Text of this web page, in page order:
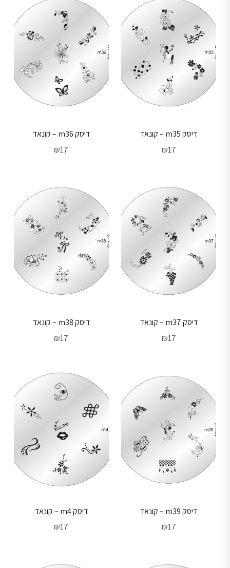
דיסק m35 – קונאד
₪17
דיסק m36 – קונאד
₪17
דיסק m37 – קונאד
₪17
דיסק m38 – קונאד
₪17
דיסק m39 – קונאד
₪17
דיסק m4 – קונאד
₪17